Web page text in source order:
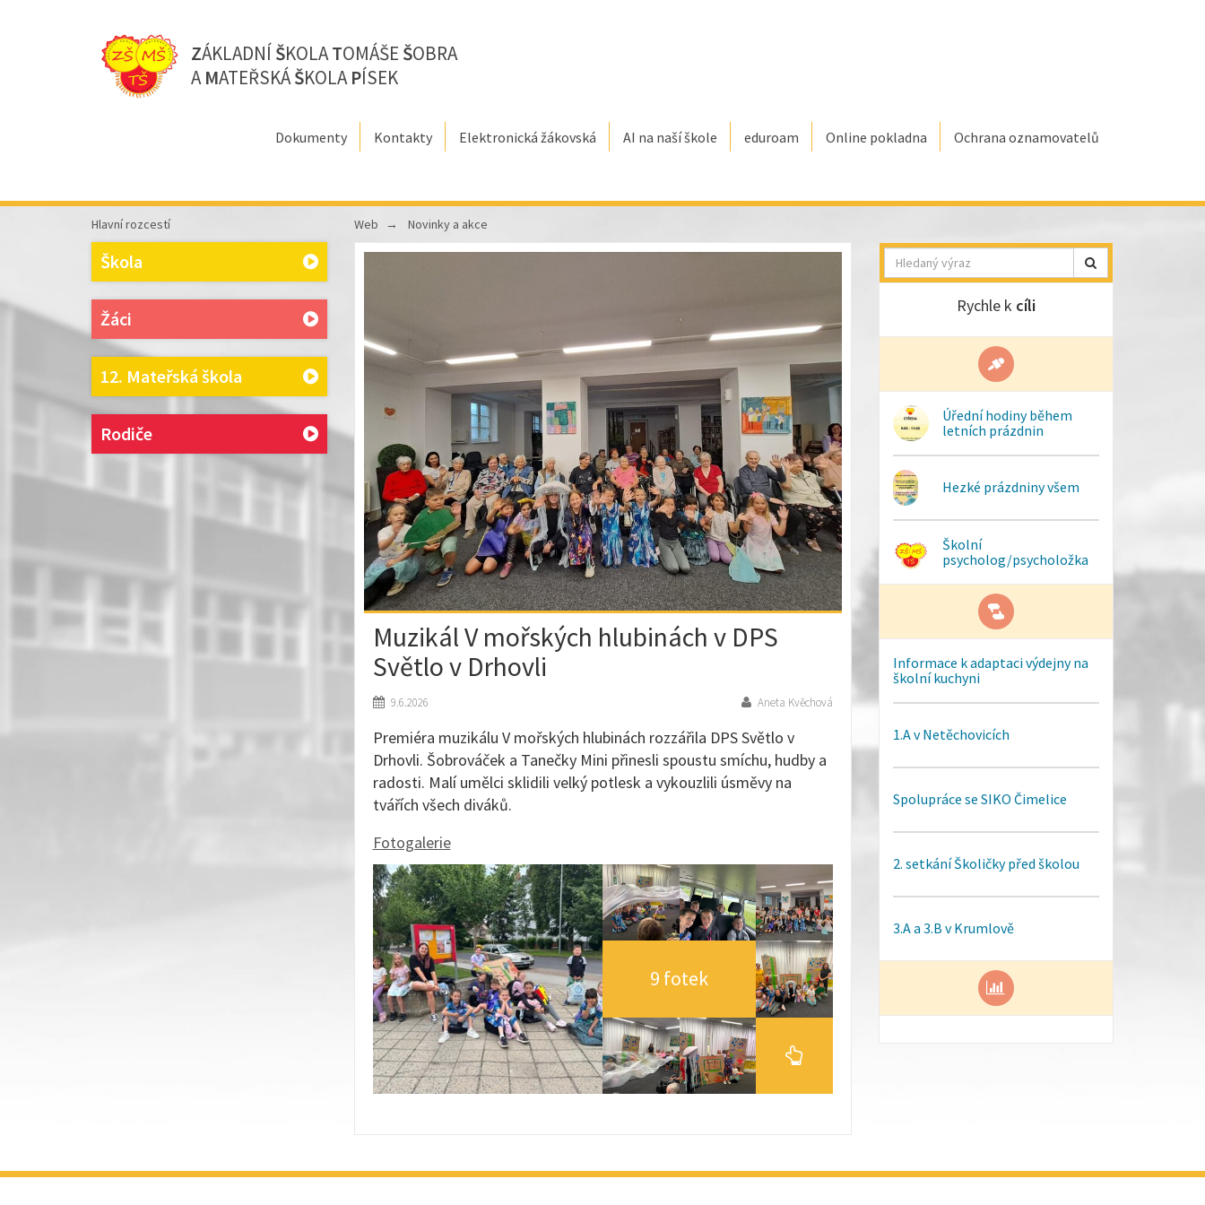
ZÁKLADNÍ ŠKOLATOMÁŠE ŠOBRA
AMATEŘSKÁŠKOLAPÍSEK
Dokumenty Kontakty Elektronická žákovská AI na naší škole eduroam Online pokladna Ochrana oznamovatelů
Hlavní rozcestí
Škola
Žáci
12. Mateřská škola
Rodiče
Web Novinky a akce
Muzikál V mořských hlubinách v DPS
Světlo v Drhovli
Aneta Kvěchová
9.6.2026
Premiéra muzikálu V mořských hlubinách rozzářila DPS Světlo v
Drhovli. Šobrováček a Tanečky Mini přinesli spoustu smíchu, hudby a
radosti. Malí umělci sklidili velký potlesk a vykouzlili úsměvy na
tvářích všech diváků.
Fotogalerie
9 fotek
Hledat
Rychle k cíli
Úřední hodiny během
letních prázdnin
Hezké prázdniny všem
Školní
psycholog/psycholožka
Informace k adaptaci výdejny na
školní kuchyni
1.A v Netěchovicích
Spolupráce se SIKO Čimelice
2. setkání Školičky před školou
3.A a 3.B v Krumlově